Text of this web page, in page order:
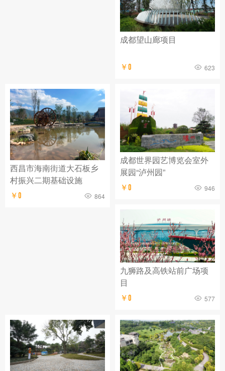
成都望山廊项目
￥0 623
西昌市海南街道大石板乡
村振兴二期基础设施
￥0 864
成都世界园艺博览会室外
展园“泸州园”
￥0 946
九狮路及高铁站前广场项
目
￥0 577